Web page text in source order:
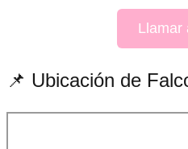
Llamar
📌 Ubicación de